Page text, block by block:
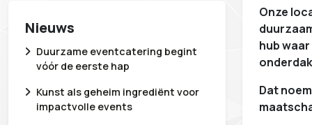
Nieuws
Duurzame eventcatering begint
vóór de eerste hap
Kunst als geheim ingrediënt voor
impactvolle events
Onze
hub
Dat